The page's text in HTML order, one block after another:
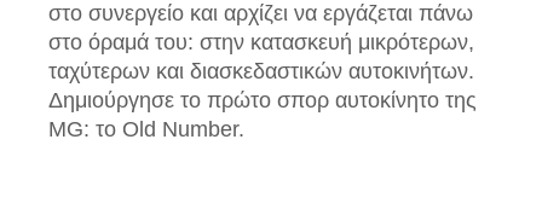
στο συνεργείο και αρχίζει να εργάζεται πάνω
στο όραμά του: στην κατασκευή μικρότερων,
ταχύτερων και διασκεδαστικών αυτοκινήτων.
Δημιούργησε το πρώτο σπορ αυτοκίνητο της
MG: το Old Number.